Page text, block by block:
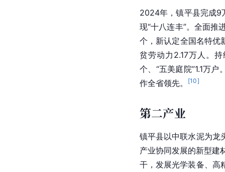
2024年，镇平县完成9
现“十八连丰”。全面推
个，新认定全国名特优
贫劳动力2.17万人。
个、“五美庭院”1.1万
作全省领先。
[10]
第二产业
镇平县以中联水泥为龙
产业协同发展的新型建
干，发展光学装备、高